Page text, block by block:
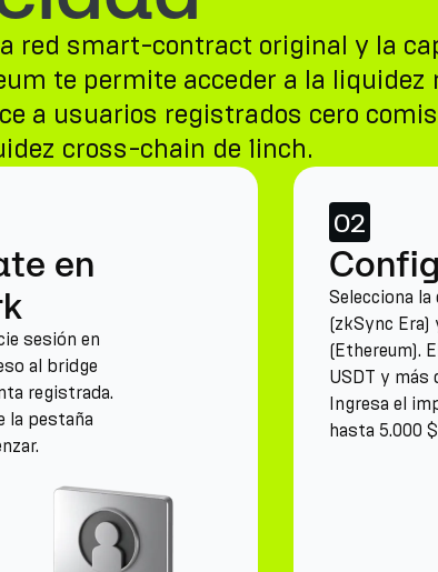
red smart-contract original y la
te permite acceder a la
a usuarios registrados cero
cross-chain de 1inch.
en
sesión en
al bridge
registrada.
la pestaña
02
Selecciona la
(zkSync Era)
(Ethereum).
USDT y más
Ingresa el
hasta 5.000